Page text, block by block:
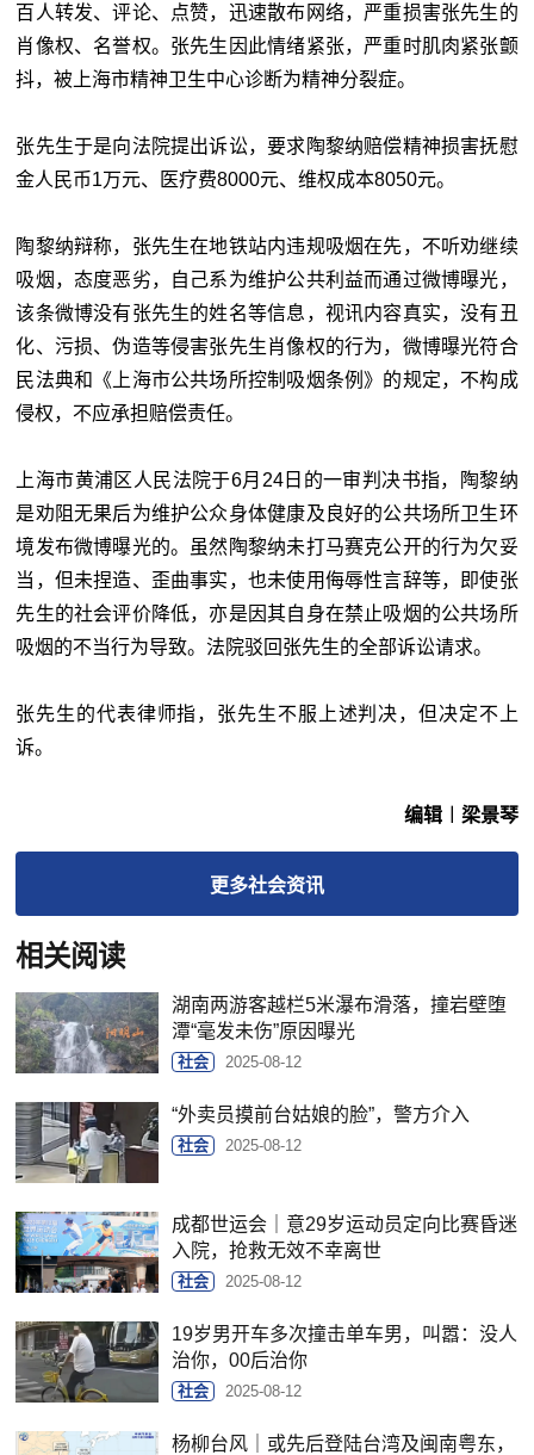
百人转发、评论、点赞，迅速散布网络，严重损害张先生的
肖像权、名誉权。张先生因此情绪紧张，严重时肌肉紧张颤
抖，被上海市精神卫生中心诊断为精神分裂症。
张先生于是向法院提出诉讼，要求陶黎纳赔偿精神损害抚慰
金人民币1万元、医疗费8000元、维权成本8050元。
陶黎纳辩称，张先生在地铁站内违规吸烟在先，不听劝继续
吸烟，态度恶劣，自己系为维护公共利益而通过微博曝光，
该条微博没有张先生的姓名等信息，视讯内容真实，没有丑
化、污损、伪造等侵害张先生肖像权的行为，微博曝光符合
民法典和《上海市公共场所控制吸烟条例》的规定，不构成
侵权，不应承担赔偿责任。
上海市黄浦区人民法院于6月24日的一审判决书指，陶黎纳
是劝阻无果后为维护公众身体健康及良好的公共场所卫生环
境发布微博曝光的。虽然陶黎纳未打马赛克公开的行为欠妥
当，但未捏造、歪曲事实，也未使用侮辱性言辞等，即使张
先生的社会评价降低，亦是因其自身在禁止吸烟的公共场所
吸烟的不当行为导致。法院驳回张先生的全部诉讼请求。
张先生的代表律师指，张先生不服上述判决，但决定不上
诉。
编辑︱梁景琴
更多社会资讯
相关阅读
湖南两游客越栏5米瀑布滑落，撞岩壁堕
潭“毫发未伤”原因曝光
社会 2025-08-12
“外卖员摸前台姑娘的脸”，警方介入
社会 2025-08-12
成都世运会｜意29岁运动员定向比赛昏迷
入院，抢救无效不幸离世
社会 2025-08-12
19岁男开车多次撞击单车男，叫嚣：没人
治你，00后治你
社会 2025-08-12
杨柳台风｜或先后登陆台湾及闽南粤东，